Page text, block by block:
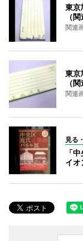
東京
（
関連
東京
（
関連
見る
「
イオ